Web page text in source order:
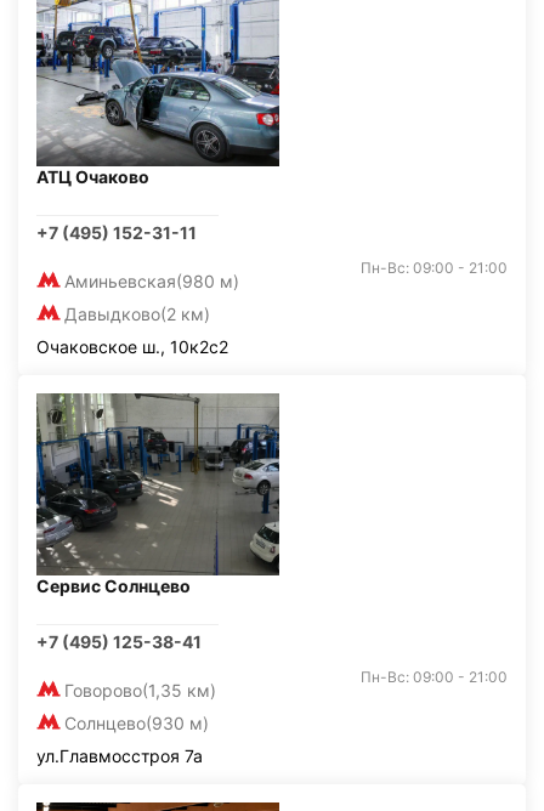
АТЦ Очаково
+7 (495) 152-31-11
Аминьевская(980 м)
Давыдково(2 км)
Пн-Вс: 09:00 - 21:00
Очаковское ш., 10к2с2
Сервис Солнцево
+7 (495) 125-38-41
Говорово(1,35 км)
Солнцево(930 м)
Пн-Вс: 09:00 - 21:00
ул.Главмосстроя 7а